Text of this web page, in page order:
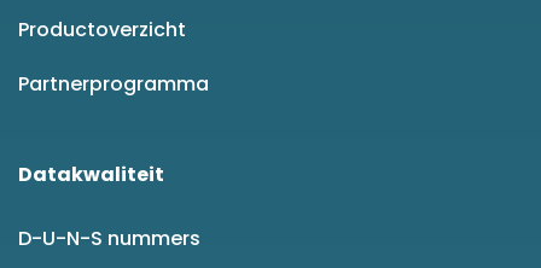
Productoverzicht
Partnerprogramma
Datakwaliteit
D-U-N-S nummers